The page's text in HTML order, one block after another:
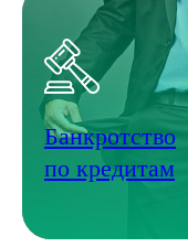
Банкротство
по кредитам